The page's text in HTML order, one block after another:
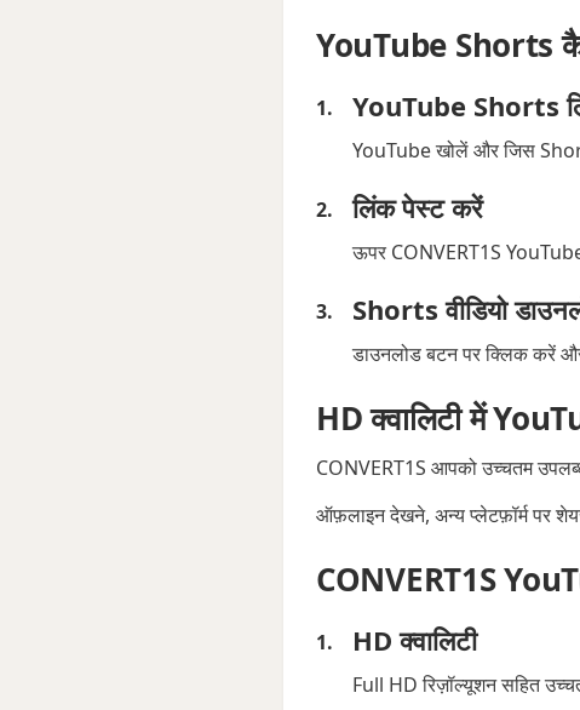
YouTube Shorts
YouTube Shorts
YouTube खोलें और जिस
लिंक पेस्ट करें
ऊपर CONVERT1S
Shorts वीडियो
डाउनलोड बटन पर क्लिक करें
HD क्वालिटी में
CONVERT1S आपको उच्चतम
ऑफ़लाइन देखने, अन्य प्लेटफ़ॉर्म पर
CONVERT1S
HD क्वालिटी
Full HD रिज़ॉल्यूशन सहित